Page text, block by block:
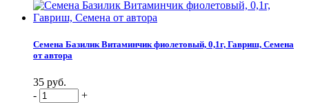
Семена Базилик Витаминчик фиолетовый, 0,1г, Гавриш, Семена
от автора
35 руб.
-
+